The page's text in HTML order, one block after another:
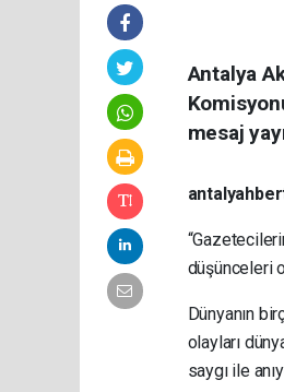
Antalya
mesaj
düşünceleri
Dünyanın
olayları
saygı ile